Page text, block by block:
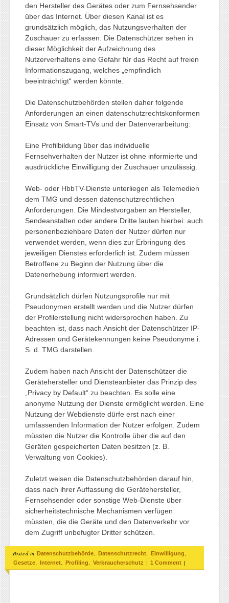
den Hersteller des Gerätes oder zum Fernsehsender
über das Internet. Über diesen Kanal ist es
grundsätzlich möglich, das Nutzungsverhalten der
Zuschauer zu erfassen. Die Datenschützer sehen in
dieser Möglichkeit der Aufzeichnung des
Nutzerverhaltens eine Gefahr für das Recht auf freien
Informationszugang, welches „empfindlich
beeinträchtigt“ werden könnte.
Die Datenschutzbehörden stellen daher folgende
Anforderungen an einen datenschutzrechtskonformen
Einsatz von Smart-TVs und der Datenverarbeitung:
Eine Profilbildung über das individuelle
Fernsehverhalten der Nutzer ist ohne informierte und
ausdrückliche Einwilligung der Zuschauer unzulässig.
Web- oder HbbTV-Dienste unterliegen als Telemedien
dem TMG und dessen datenschutzrechtlichen
Anforderungen. Die Mindestvorgaben an Hersteller,
Sendeanstalten oder andere Dritte lauten hierbei: auch
personenbeziehbare Daten der Nutzer dürfen nur
verwendet werden, wenn dies zur Erbringung des
jeweiligen Dienstes erforderlich ist. Zudem müssen
Betroffene zu Beginn der Nutzung über die
Datenerhebung informiert werden.
Grundsätzlich dürfen Nutzungsprofile nur mit
Pseudonymen erstellt werden und die Nutzer dürfen
der Profilerstellung nicht widersprochen haben. Zu
beachten ist, dass nach Ansicht der Datenschützer IP-
Adressen und Gerätekennungen keine Pseudonyme i.
S. d. TMG darstellen.
Zudem haben nach Ansicht der Datenschützer die
Gerätehersteller und Diensteanbieter das Prinzip des
„Privacy by Default“ zu beachten. Es solle eine
anonyme Nutzung der Dienste ermöglicht werden. Eine
Nutzung der Webdienste dürfe erst nach einer
umfassenden Information der Nutzer erfolgen. Zudem
müssten die Nutzer die Kontrolle über die auf den
Geräten gespeicherten Daten besitzen (z. B.
Verwaltung von Cookies).
Zuletzt weisen die Datenschutzbehörden darauf hin,
dass nach ihrer Auffassung die Gerätehersteller,
Fernsehsender oder sonstige Web-Dienste über
sicherheitstechnische Mechanismen verfügen
müssten, die die Geräte und den Datenverkehr vor
dem Zugriff unbefugter Dritter schützen.
Posted in Datenschutzbehörde Datenschutzrecht Einwilligung
Gesetze Internet Profiling Verbraucherschutz | 1 Comment |